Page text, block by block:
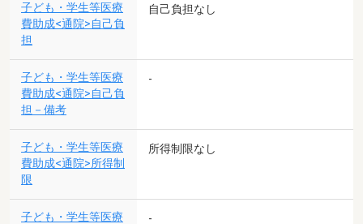
子ども・学生等医療
費助成<通院>自己負
担
自己負担なし
子ども・学生等医療
費助成<通院>自己負
担－備考
-
子ども・学生等医療
費助成<通院>所得制
限
所得制限なし
子ども・学生等医療
-